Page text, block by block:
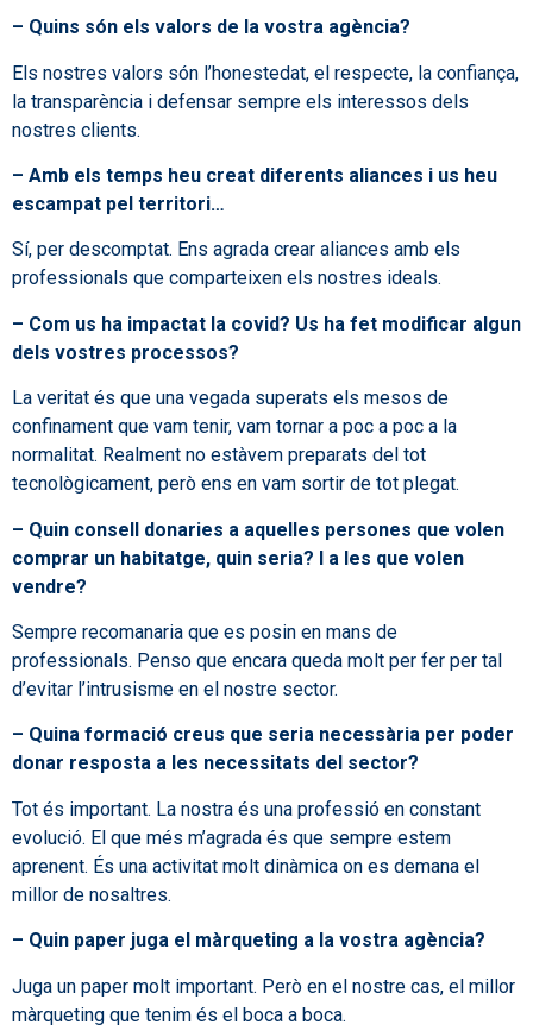
– Quins són els valors de la vostra agència?
Els nostres valors són l’honestedat, el respecte, la confiança,
la transparència i defensar sempre els interessos dels
nostres clients.
– Amb els temps heu creat diferents aliances i us heu
escampat pel territori…
Sí, per descomptat. Ens agrada crear aliances amb els
professionals que comparteixen els nostres ideals.
– Com us ha impactat la covid? Us ha fet modificar algun
dels vostres processos?
La veritat és que una vegada superats els mesos de
confinament que vam tenir, vam tornar a poc a poc a la
normalitat. Realment no estàvem preparats del tot
tecnològicament, però ens en vam sortir de tot plegat.
– Quin consell donaries a aquelles persones que volen
comprar un habitatge, quin seria? I a les que volen
vendre?
Sempre recomanaria que es posin en mans de
professionals. Penso que encara queda molt per fer per tal
d’evitar l’intrusisme en el nostre sector.
– Quina formació creus que seria necessària per poder
donar resposta a les necessitats del sector?
Tot és important. La nostra és una professió en constant
evolució. El que més m’agrada és que sempre estem
aprenent. És una activitat molt dinàmica on es demana el
millor de nosaltres.
– Quin paper juga el màrqueting a la vostra agència?
Juga un paper molt important. Però en el nostre cas, el millor
màrqueting que tenim és el boca a boca.